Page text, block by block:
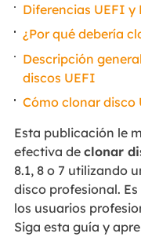
Diferencias UEFI y
¿Por qué debería
Descripción
discos UEFI
Cómo clonar disco
Esta publicación le
efectiva de clonar
8.1, 8 o 7 utilizando
disco profesional.
los usuarios
Siga esta guía y